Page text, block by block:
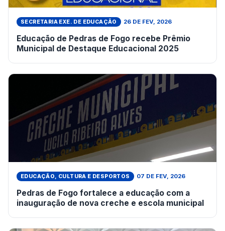
SECRETARIA EXE. DE EDUCAÇÃO 26 DE FEV, 2026
Educação de Pedras de Fogo recebe Prêmio
Municipal de Destaque Educacional 2025
EDUCAÇÃO, CULTURA E DESPORTOS 07 DE FEV, 2026
Pedras de Fogo fortalece a educação com a
inauguração de nova creche e escola municipal